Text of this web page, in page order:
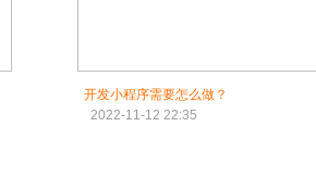
开发小程序需要怎么做？
2022-11-12 22:35